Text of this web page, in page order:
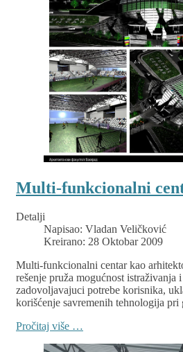
Multi-funkcionalni
Detalji
Napisao: Vladan Veličković
Kreirano: 28 Oktobar 2009
Multi-funkcionalni centar kao
rešenje pruža mogućnost istraživanja
zadovoljavajuci potrebe korisnika,
korišćenje savremenih tehnologija pri
Pročitaj više …